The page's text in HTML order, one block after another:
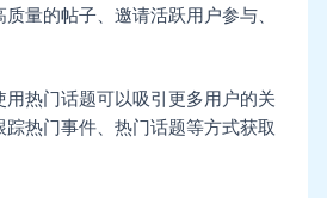
量的帖子、邀请活跃用户参与、
热门话题可以吸引更多用户的关
热门事件、热门话题等方式获取